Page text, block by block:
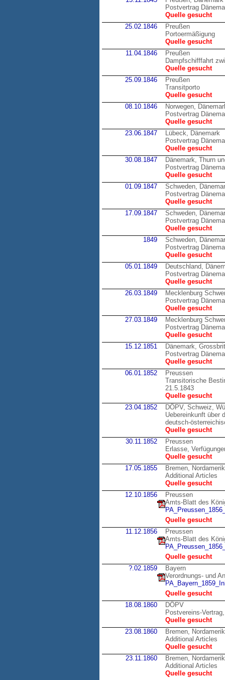
Postvertrag
Quelle gesucht
25.02.1846
Preußen
Portoermäßigung
Quelle gesucht
11.04.1846
Preußen
Dampfschifffahrt
Quelle gesucht
25.09.1846
Preußen
Transitporto
Quelle gesucht
08.10.1846
Norwegen,
Postvertrag
Quelle gesucht
23.06.1847
Lübeck, Dänemark
Postvertrag
Quelle gesucht
30.08.1847
Dänemark, Thurn
Postvertrag
Quelle gesucht
01.09.1847
Schweden,
Postvertrag
Quelle gesucht
17.09.1847
Schweden,
Postvertrag
Quelle gesucht
1849
Schweden,
Postvertrag
Quelle gesucht
05.01.1849
Deutschland,
Postvertrag
Quelle gesucht
26.03.1849
Mecklenburg
Postvertrag
Quelle gesucht
27.03.1849
Mecklenburg
Postvertrag
Quelle gesucht
15.12.1851
Dänemark,
Postvertrag
Quelle gesucht
06.01.1852
Preussen
Transitorische
21.5.1843
Quelle gesucht
23.04.1852
DÖPV, Schweiz,
Uebereinkunft über
deutsch-
Quelle gesucht
30.11.1852
Preussen
Erlasse,
Quelle gesucht
17.05.1855
Bremen,
Additional Articles
Quelle gesucht
12.10.1856
Preussen
Amts-Blatt des
Quelle gesucht
11.12.1856
Preussen
Amts-Blatt des
Quelle gesucht
?.02.1859
Bayern
Verordnungs- und
Quelle gesucht
18.08.1860
DÖPV
Postvereins-
Quelle gesucht
23.08.1860
Bremen,
Additional Articles
Quelle gesucht
23.11.1860
Bremen,
Additional Articles
Quelle gesucht